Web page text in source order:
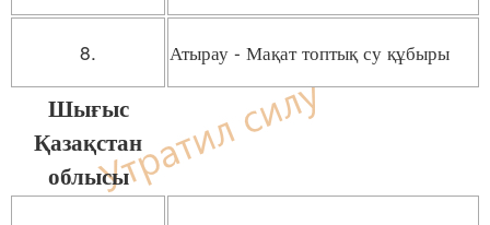
8. Атырау - Мақат топтық су құбыры
Шығыс
Қазақстан
облысы